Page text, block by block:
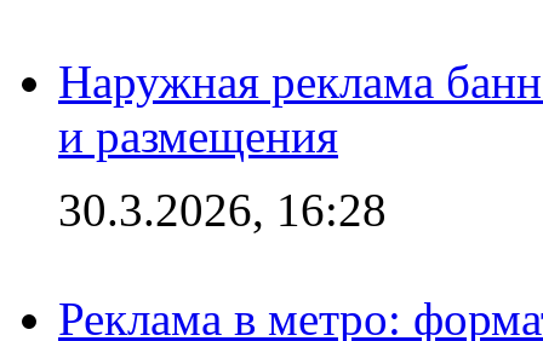
Наружная реклама
и размещения
30.3.2026, 16:28
Реклама в метро: